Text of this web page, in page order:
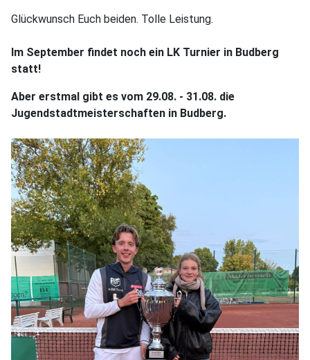
Glückwunsch Euch beiden. Tolle Leistung.
Im September findet noch ein LK Turnier in Budberg
statt!
Aber erstmal gibt es vom 29.08. - 31.08. die
Jugendstadtmeisterschaften in Budberg.